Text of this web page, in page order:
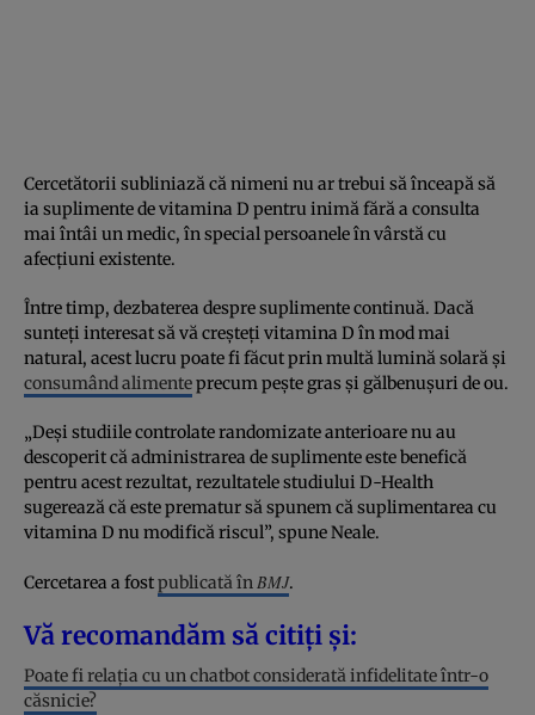
Cercetătorii subliniază că nimeni nu ar trebui să înceapă să
ia suplimente de vitamina D pentru inimă fără a consulta
mai întâi un medic, în special persoanele în vârstă cu
afecțiuni existente.
Între timp, dezbaterea despre suplimente continuă. Dacă
sunteți interesat să vă creșteți vitamina D în mod mai
natural, acest lucru poate fi făcut prin multă lumină solară și
consumând alimenteprecum pește gras și gălbenușuri de ou.
„Deși studiile controlate randomizate anterioare nu au
descoperit că administrarea de suplimente este benefică
pentru acest rezultat, rezultatele studiului D-Health
sugerează că este prematur să spunem că suplimentarea cu
vitamina D nu modifică riscul”, spune Neale.
Cercetarea a fostpublicată în BMJ.
Vă recomandăm să citiți și:
Poate fi relația cu un chatbot considerată infidelitate într-o
căsnicie?